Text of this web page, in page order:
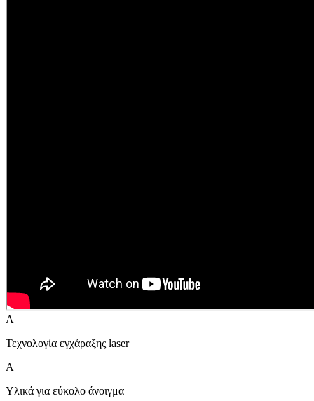
A
Τεχνολογία εγχάραξης laser
A
Υλικά για εύκολο άνοιγμα